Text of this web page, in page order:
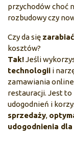
przychodów choć
rozbudowy czy
Czy da się
kosztów?
Tak!Jeśli
technologii i
zamawiania
restauracji. Jest
udogodnień i
sprzedaży,
udogodnienia